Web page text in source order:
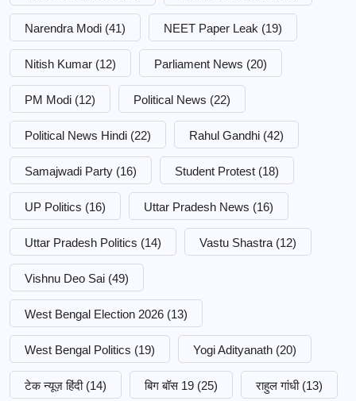
Narendra Modi (41) NEET Paper Leak (19)
Nitish Kumar (12) Parliament News (20)
PM Modi (12) Political News (22)
Political News Hindi (22) Rahul Gandhi (42)
Samajwadi Party (16) Student Protest (18)
UP Politics (16) Uttar Pradesh News (16)
Uttar Pradesh Politics (14) Vastu Shastra (12)
Vishnu Deo Sai (49)
West Bengal Election 2026 (13)
West Bengal Politics (19) Yogi Adityanath (20)
टेक न्यूज़ हिंदी (14) बिग बॉस 19 (25) राहुल गांधी (13)